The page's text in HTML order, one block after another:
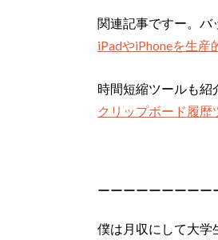
関連記事ですー。バ
iPadやiPhoneを生産
時間短縮ツールも紹
クリップボード履歴
ーーーーーーーーー
僕は月収にして大学